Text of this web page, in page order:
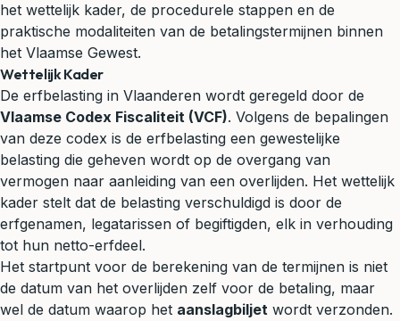
het wettelijk kader, de procedurele stappen en de
praktische modaliteiten van de betalingstermijnen binnen
het Vlaamse Gewest.
Wettelijk Kader
De erfbelasting in Vlaanderen wordt geregeld door de
Vlaamse Codex Fiscaliteit (VCF). Volgens de bepalingen
van deze codex is de erfbelasting een gewestelijke
belasting die geheven wordt op de overgang van
vermogen naar aanleiding van een overlijden. Het wettelijk
kader stelt dat de belasting verschuldigd is door de
erfgenamen, legatarissen of begiftigden, elk in verhouding
tot hun netto-erfdeel.
Het startpunt voor de berekening van de termijnen is niet
de datum van het overlijden zelf voor de betaling, maar
wel de datum waarop het aanslagbiljet wordt verzonden.